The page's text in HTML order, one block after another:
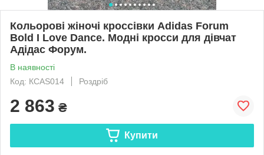
Кольорові жіночі кроссівки Adidas Forum
Bold I Love Dance. Модні кросси для дівчат
Адідас Форум.
В наявності
Код: КСAS014
Роздріб
2 863 ₴
Купити